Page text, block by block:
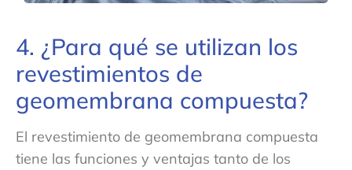
4. ¿Para qué se utilizan los
revestimientos de
geomembrana compuesta?
El revestimiento de geomembrana compuesta
tiene las funciones y ventajas tanto de los